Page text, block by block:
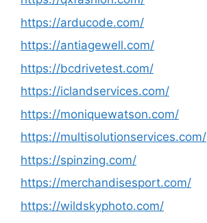
https://arducode.com/
https://antiagewell.com/
https://bcdrivetest.com/
https://iclandservices.com/
https://moniquewatson.com/
https://multisolutionservices.com/
https://spinzing.com/
https://merchandisesport.com/
https://wildskyphoto.com/